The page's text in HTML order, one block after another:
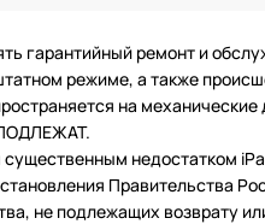
гарантийный ремонт и
режиме, а также
на
ПОДЛЕЖАТ.
недостатком
Правительства
не подлежащих возврату